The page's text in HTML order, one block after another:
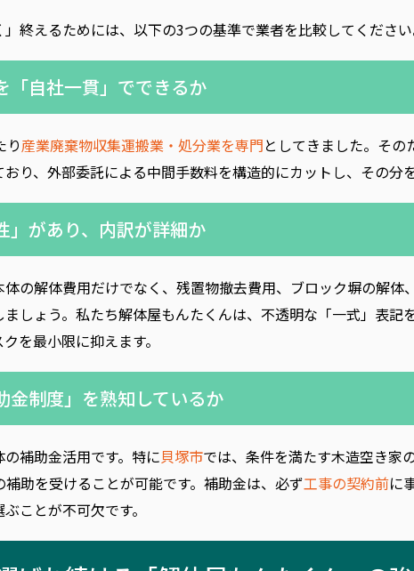
終えるためには、以下の3つの基準で業者を比較してください
「自社一貫」でできるか
り産業廃棄物収集運搬業・処分業を専門としてきました。そ
り、外部委託による中間手数料を構造的にカットし、その分
」があり、内訳が詳細か
の解体費用だけでなく、残置物撤去費用、ブロック塀の解体
しょう。私たち解体屋もんたくんは、不透明な「一式」表記
を最小限に抑えます。
金制度」を熟知しているか
補助金活用です。特に貝塚市では、条件を満たす木造空き家
補助を受けることが可能です。補助金は、必ず工事の契約前に
ことが不可欠です。